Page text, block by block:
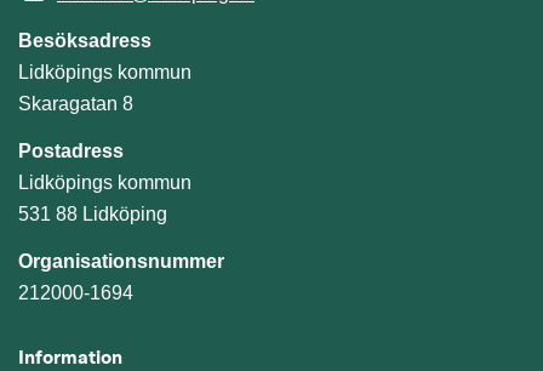
Besöksadress
Lidköpings kommun
Skaragatan 8
Postadress
Lidköpings kommun
531 88 Lidköping
Organisationsnummer
212000-1694
Information